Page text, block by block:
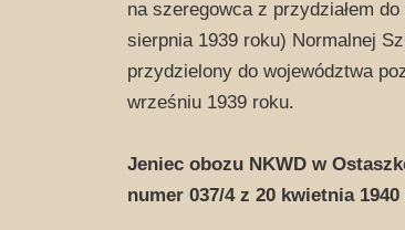
na szeregowca z przydziałem
sierpnia 1939 roku) Normalnej
przydzielony do województwa
wrześniu 1939 roku.
Jeniec obozu NKWD w
numer 037/4 z 20 kwietnia